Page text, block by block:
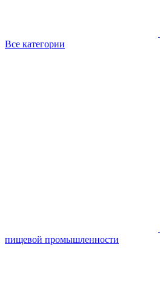
Все категории
пищевой промышленности